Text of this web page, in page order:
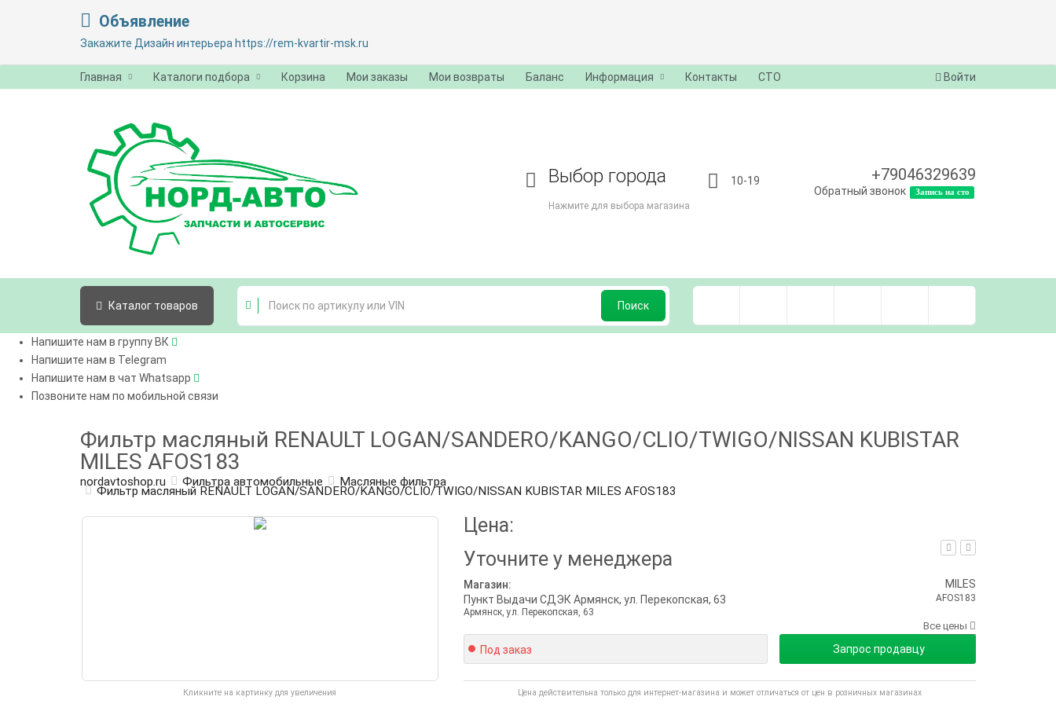
Объявление
Закажите Дизайн интерьера https://rem-kvartir-msk.ru
Главная Каталоги подбора Корзина Мои заказы Мои возвраты Баланс Информация Контакты СТО Войти
Выбор города
Нажмите для выбора магазина
10-19 +79046329639
Обратный звонок Запись на сто
Каталог товаров Поиск
Напишите нам в группу ВК
Напишите нам в Telegram
Напишите нам в чат Whatsapp
Позвоните нам по мобильной связи
Фильтр масляный RENAULT LOGAN/SANDERO/KANGO/CLIO/TWIGO/NISSAN KUBISTAR
MILES AFOS183
nordavtoshop.ru Фильтра автомобильные Масляные фильтра
Фильтр масляный RENAULT LOGAN/SANDERO/KANGO/CLIO/TWIGO/NISSAN KUBISTAR MILES AFOS183
Кликните на картинку для увеличения
Цена:
Уточнитеу менеджера
Магазин:
Пункт Выдачи СДЭК Армянск, ул. Перекопская, 63
Армянск, ул. Перекопская, 63
MILES
AFOS183
Все цены
Под заказ Запрос продавцу
Цена действительна только для интернет-магазина и может отличаться от цен в розничных магазинах